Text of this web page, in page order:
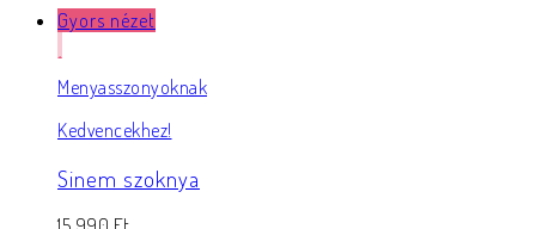
Gyors nézet
Menyasszonyoknak
Kedvencekhez!
Sinem szoknya